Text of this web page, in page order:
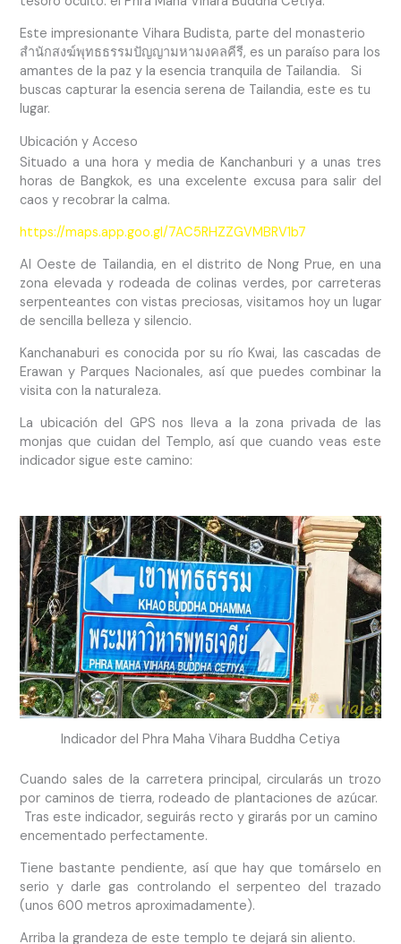
Este impresionante Vihara Budista, parte del monasterio
สำนักสงฆ์พุทธธรรมปัญญามหามงคลคีรี, es un paraíso para los
amantes de la paz y la esencia tranquila de Tailandia. Si
buscas capturar la esencia serena de Tailandia, este es tu
lugar.
Ubicación y Acceso
Situado a una hora y media de Kanchanburi y a unas tres
horas de Bangkok, es una excelente excusa para salir del
caos y recobrar la calma.
https://maps.app.goo.gl/7AC5RHZZGVMBRV1b7
Al Oeste de Tailandia, en el distrito de Nong Prue, en una
zona elevada y rodeada de colinas verdes, por carreteras
serpenteantes con vistas preciosas, visitamos hoy un lugar
de sencilla belleza y silencio.
Kanchanaburi es conocida por su río Kwai, las cascadas de
Erawan y Parques Nacionales, así que puedes combinar la
visita con la naturaleza.
La ubicación del GPS nos lleva a la zona privada de las
monjas que cuidan del Templo, así que cuando veas este
indicador sigue este camino:
Indicador del Phra Maha Vihara Buddha Cetiya
Cuando sales de la carretera principal, circularás un trozo
por caminos de tierra, rodeado de plantaciones de azúcar.
Tras este indicador, seguirás recto y girarás por un camino
encementado perfectamente.
Tiene bastante pendiente, así que hay que tomárselo en
serio y darle gas controlando el serpenteo del trazado
(unos 600 metros aproximadamente).
Arriba la grandeza de este templo te dejará sin aliento.